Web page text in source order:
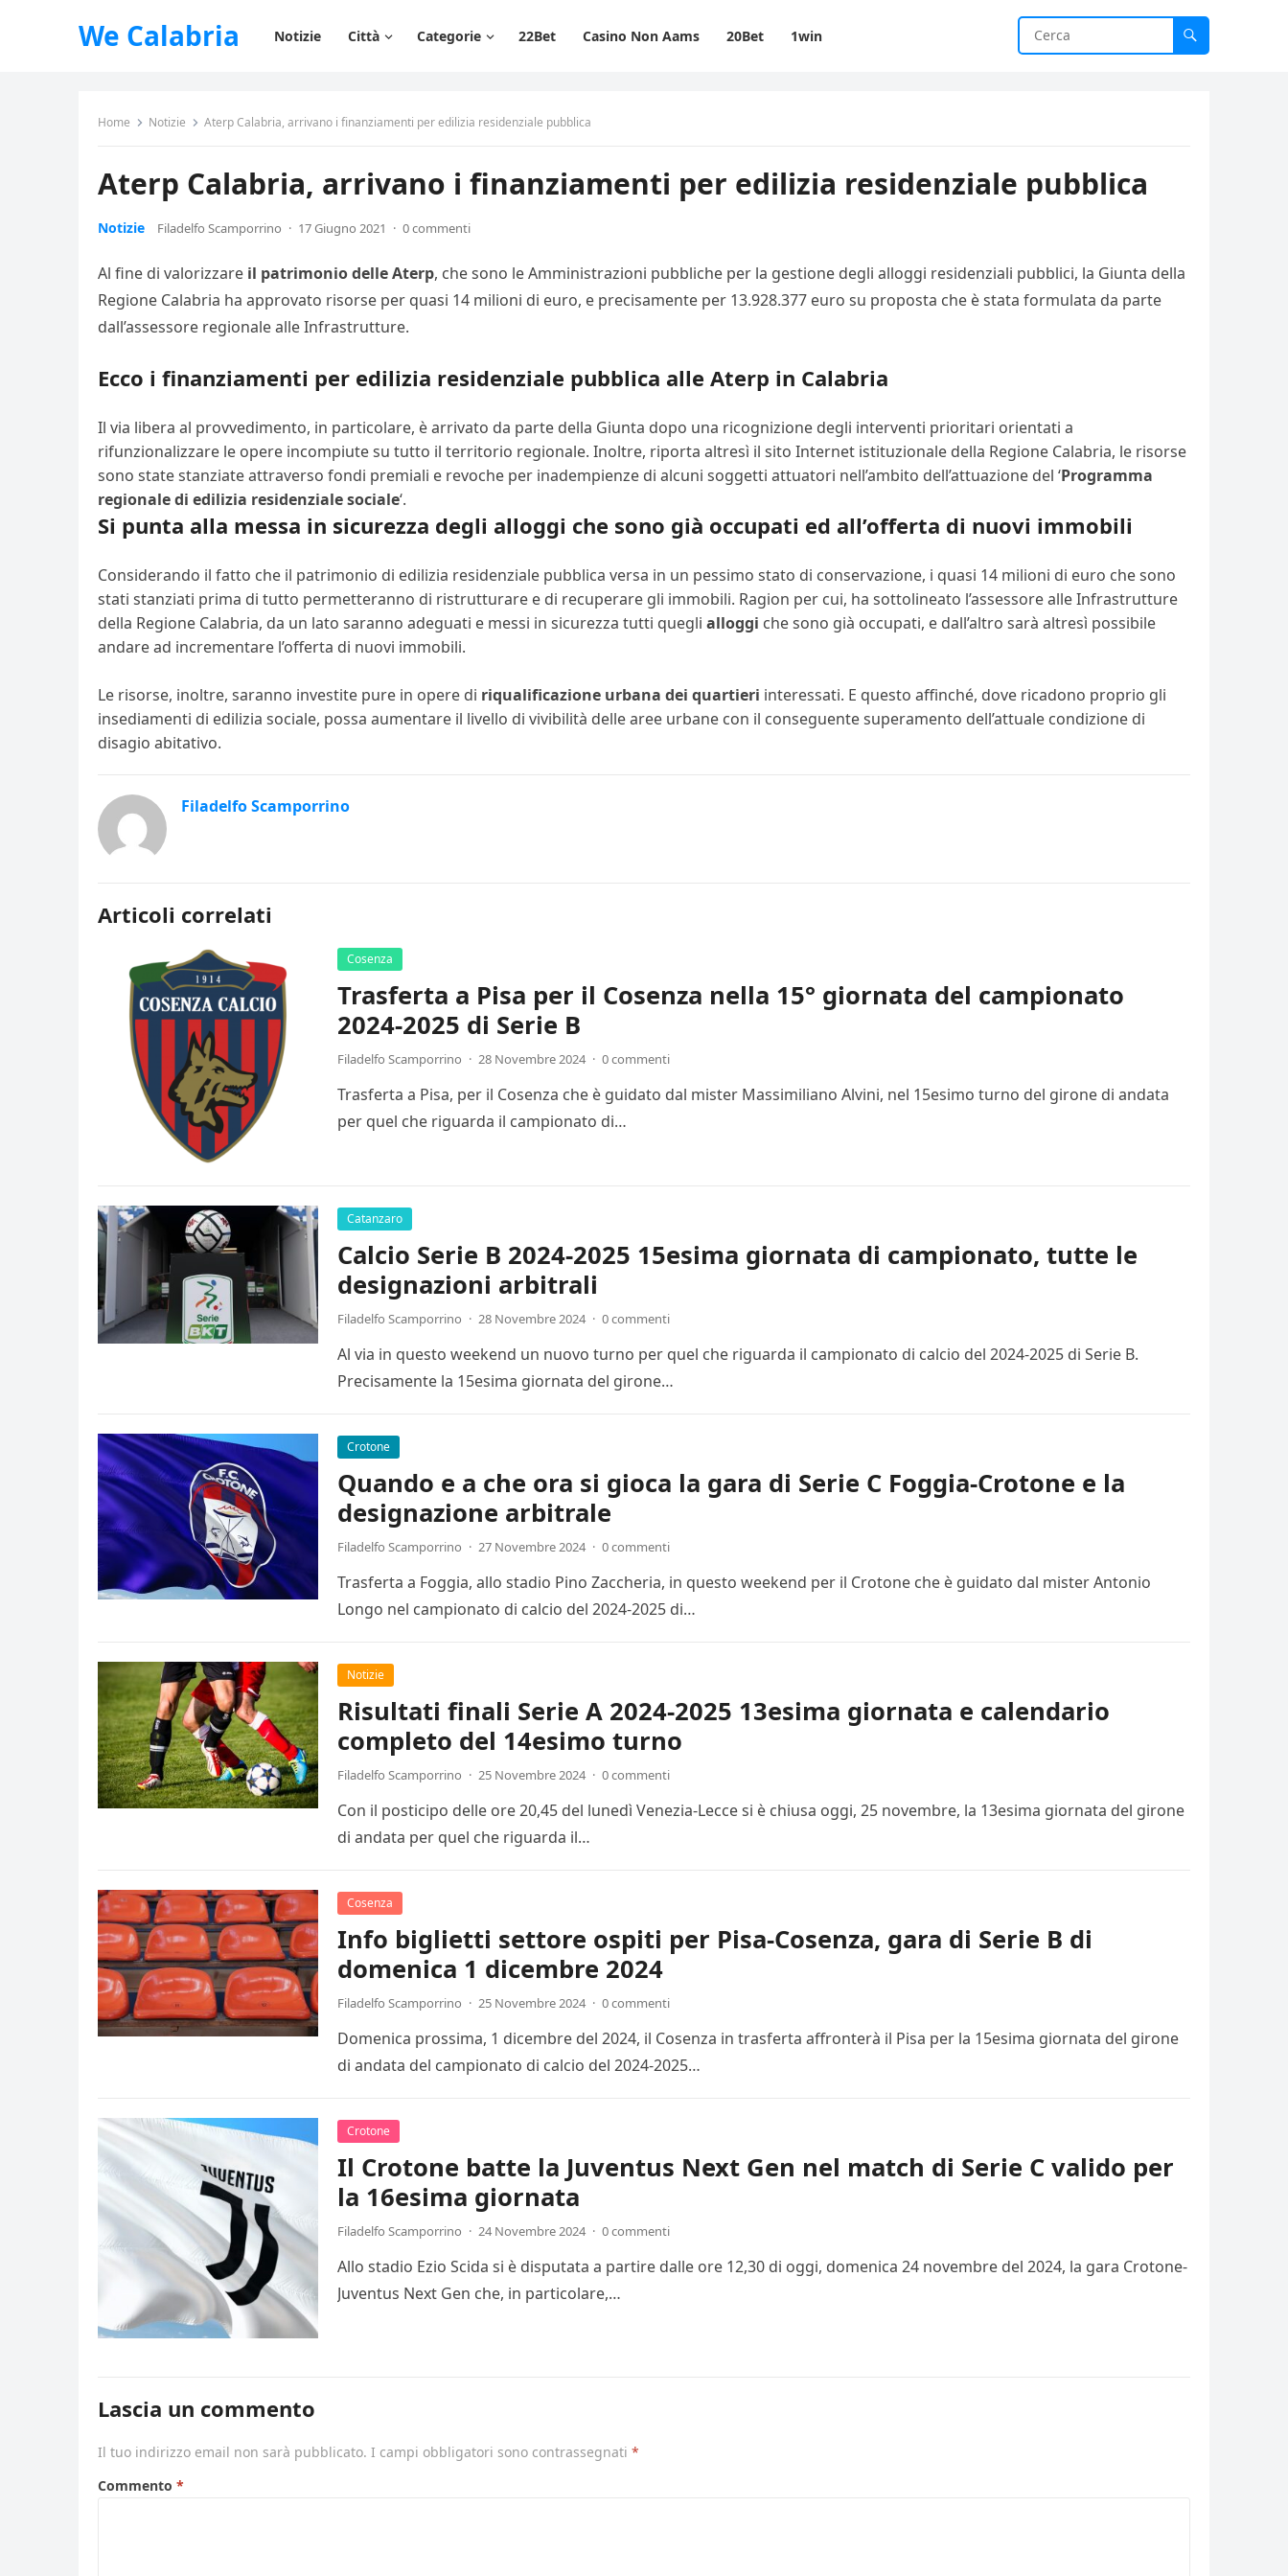
We Calabria Notizie Città Categorie 22Bet Casino Non Aams 20Bet 1win
Home Notizie Aterp Calabria, arrivano i finanziamenti per edilizia residenziale pubblica
Aterp Calabria, arrivano i finanziamenti per edilizia residenziale pubblica
Notizie Filadelfo Scamporrino · 17 Giugno 2021 · 0 commenti
Al fine di valorizzare il patrimonio delle Aterp, che sono le Amministrazioni pubbliche per la gestione degli alloggi residenziali pubblici, la Giunta della
Regione Calabria ha approvato risorse per quasi 14 milioni di euro, e precisamente per 13.928.377 euro su proposta che è stata formulata da parte
dall’assessore regionale alle Infrastrutture.
Ecco i finanziamenti per edilizia residenziale pubblica alle Aterp in Calabria
Il via libera al provvedimento, in particolare, è arrivato da parte della Giunta dopo una ricognizione degli interventi prioritari orientati a
rifunzionalizzare le opere incompiute su tutto il territorio regionale. Inoltre, riporta altresì il sito Internet istituzionale della Regione Calabria, le risorse
sono state stanziate attraverso fondi premiali e revoche per inadempienze di alcuni soggetti attuatori nell’ambito dell’attuazione del ‘Programma
regionale di edilizia residenziale sociale‘.
Si punta alla messa in sicurezza degli alloggi che sono già occupati ed all’offerta di nuovi immobili
Considerando il fatto che il patrimonio di edilizia residenziale pubblica versa in un pessimo stato di conservazione, i quasi 14 milioni di euro che sono
stati stanziati prima di tutto permetteranno di ristrutturare e di recuperare gli immobili. Ragion per cui, ha sottolineato l’assessore alle Infrastrutture
della Regione Calabria, da un lato saranno adeguati e messi in sicurezza tutti quegli alloggi che sono già occupati, e dall’altro sarà altresì possibile
andare ad incrementare l’offerta di nuovi immobili.
Le risorse, inoltre, saranno investite pure in opere di riqualificazione urbana dei quartieri interessati. E questo affinché, dove ricadono proprio gli
insediamenti di edilizia sociale, possa aumentare il livello di vivibilità delle aree urbane con il conseguente superamento dell’attuale condizione di
disagio abitativo.
Filadelfo Scamporrino
Articoli correlati
Cosenza
Trasferta a Pisa per il Cosenza nella 15° giornata del campionato
2024-2025 di Serie B
Filadelfo Scamporrino · 28 Novembre 2024 · 0 commenti
Trasferta a Pisa, per il Cosenza che è guidato dal mister Massimiliano Alvini, nel 15esimo turno del girone di andata
per quel che riguarda il campionato di…
Catanzaro
Calcio Serie B 2024-2025 15esima giornata di campionato, tutte le
designazioni arbitrali
Filadelfo Scamporrino · 28 Novembre 2024 · 0 commenti
Al via in questo weekend un nuovo turno per quel che riguarda il campionato di calcio del 2024-2025 di Serie B.
Precisamente la 15esima giornata del girone…
Crotone
Quando e a che ora si gioca la gara di Serie C Foggia-Crotone e la
designazione arbitrale
Filadelfo Scamporrino · 27 Novembre 2024 · 0 commenti
Trasferta a Foggia, allo stadio Pino Zaccheria, in questo weekend per il Crotone che è guidato dal mister Antonio
Longo nel campionato di calcio del 2024-2025 di…
Notizie
Risultati finali Serie A 2024-2025 13esima giornata e calendario
completo del 14esimo turno
Filadelfo Scamporrino · 25 Novembre 2024 · 0 commenti
Con il posticipo delle ore 20,45 del lunedì Venezia-Lecce si è chiusa oggi, 25 novembre, la 13esima giornata del girone
di andata per quel che riguarda il…
Cosenza
Info biglietti settore ospiti per Pisa-Cosenza, gara di Serie B di
domenica 1 dicembre 2024
Filadelfo Scamporrino · 25 Novembre 2024 · 0 commenti
Domenica prossima, 1 dicembre del 2024, il Cosenza in trasferta affronterà il Pisa per la 15esima giornata del girone
di andata del campionato di calcio del 2024-2025…
Crotone
Il Crotone batte la Juventus Next Gen nel match di Serie C valido per
la 16esima giornata
Filadelfo Scamporrino · 24 Novembre 2024 · 0 commenti
Allo stadio Ezio Scida si è disputata a partire dalle ore 12,30 di oggi, domenica 24 novembre del 2024, la gara Crotone-
Juventus Next Gen che, in particolare,…
Lascia un commento
Il tuo indirizzo email non sarà pubblicato. I campi obbligatori sono contrassegnati *
Commento *